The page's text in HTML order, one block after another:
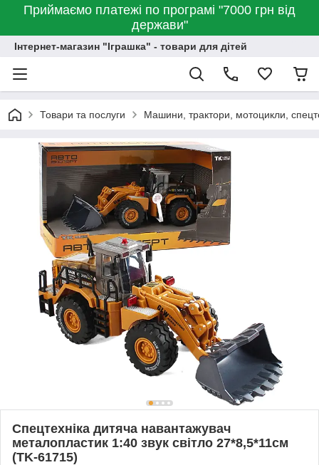
Приймаємо платежі по програмі "7000 грн від
держави"
Інтернет-магазин "Іграшка" - товари для дітей
Товари та послуги Машини, трактори, мотоцикли,
Спецтехніка дитяча навантажувач
металопластик 1:40 звук світло 27*8,5*11см
(TK-61715)